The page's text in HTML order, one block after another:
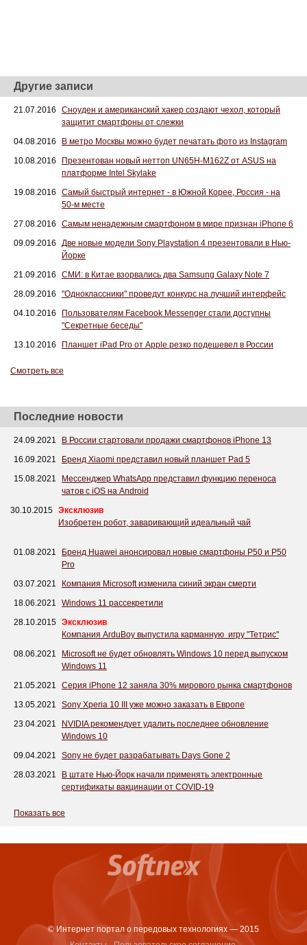
Другие записи
21.07.2016
Сноуден и американский хакер создают чехол, который
защитит смартфоны от слежки
04.08.2016
В метро Москвы можно будет печатать фото из Instagram
10.08.2016
Презентован новый неттоп UN65H-M162Z от ASUS на
платформе Intel Skylake
19.08.2016
Самый быстрый интернет - в Южной Корее, Россия - на
50-м месте
27.08.2016
Самым ненадежным смартфоном в мире признан iPhone 6
09.09.2016
Две новые модели Sony Playstation 4 презентовали в Нью-
Йорке
21.09.2016
СМИ: в Китае взорвались два Samsung Galaxy Note 7
28.09.2016
"Одноклассники" проведут конкурс на лучший интерфейс
04.10.2016
Пользователям Facebook Messenger стали доступны
"Секретные беседы"
13.10.2016
Планшет iPad Pro от Apple резко подешевел в России
Смотреть все
Последние новости
24.09.2021
В России стартовали продажи смартфонов iPhone 13
16.09.2021
Бренд Xiaomi представил новый планшет Pad 5
15.08.2021
Мессенджер WhatsApp представил функцию переноса
чатов с iOS на Android
30.10.2015 Эксклюзив
Изобретен робот, заваривающий идеальный чай
01.08.2021
Бренд Huawei анонсировал новые смартфоны P50 и P50
Pro
03.07.2021
Компания Microsoft изменила синий экран смерти
18.06.2021
Windows 11 рассекретили
28.10.2015 Эксклюзив
Компания ArduBoy выпустила карманную игру "Тетрис"
08.06.2021
Microsoft не будет обновлять Windows 10 перед выпуском
Windows 11
21.05.2021
Серия iPhone 12 заняла 30% мирового рынка смартфонов
13.05.2021
Sony Xperia 10 III уже можно заказать в Европе
23.04.2021
NVIDIA рекомендует удалить последнее обновление
Windows 10
09.04.2021
Sony не будет разрабатывать Days Gone 2
28.03.2021
В штате Нью-Йорк начали применять электронные
сертификаты вакцинации от COVID-19
Показать все
© Интернет портал о передовых технологиях — 2015